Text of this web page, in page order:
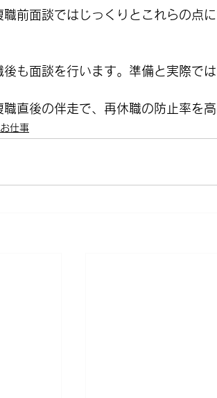
職前面談ではじっくりとこれらの点
後も面談を行います。準備と実際で
直後の伴走で、再休職の防止率を高
仕事